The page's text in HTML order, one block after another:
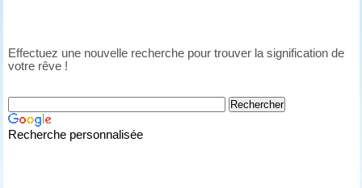
Effectuez une nouvelle recherche pour trouver la signification de
votre rêve !
Recherche personnalisée